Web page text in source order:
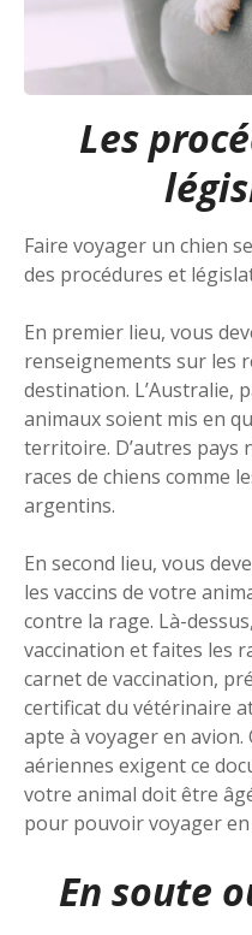
Les
Faire voyager un chien
des procédures et
En premier lieu, vous
renseignements sur les
destination. L’Australie,
animaux soient mis en
territoire. D’autres pays
races de chiens comme
argentins.
En second lieu, vous
les vaccins de votre
contre la rage. Là-
vaccination et faites les
carnet de vaccination,
certificat du vétérinaire
apte à voyager en
aériennes exigent ce
votre animal doit être
pour pouvoir voyager en
En soute